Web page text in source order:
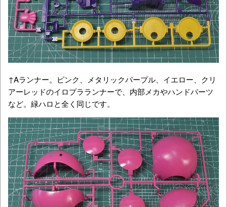
↑Aランナー。ピンク、メタリックパープル、イエロー、クリ
アーレッドのイロプラランナーで、内部メカやハンドパーツ
など。緑ハロと全く同じです。